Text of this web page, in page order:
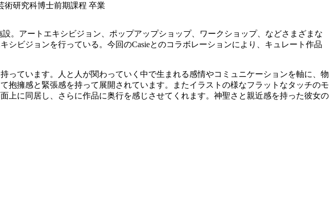
術研究科博士前期課程 卒業
。アートエキシビジョン、ポップアップショップ、ワークショップ、などさまざまな
ビジョンを行っている。今回のCasieとのコラボレーションにより、キュレート作品
ています。人と人が関わっていく中で生まれる感情やコミュニケーションを軸に、物
擁感と緊張感を持って展開されています。またイラストの様なフラットなタッチのモ
に同居し、さらに作品に奥行を感じさせてくれます。神聖さと親近感を持った彼女の